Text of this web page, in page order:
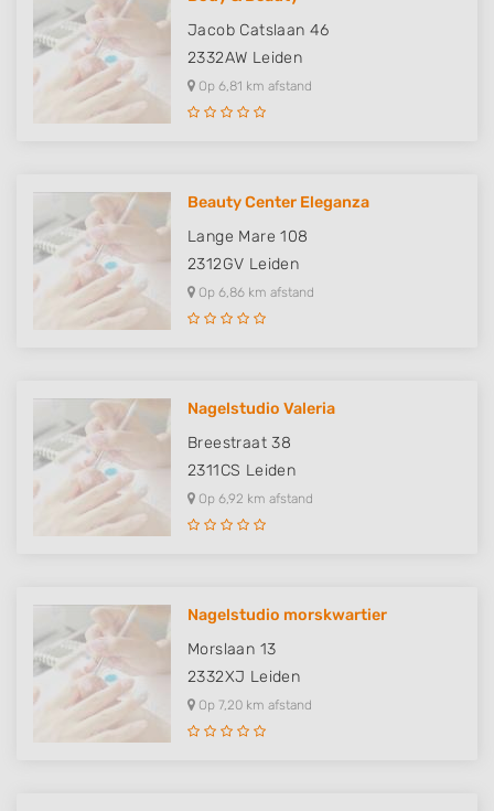
Jacob Catslaan 46
2332AW Leiden
Op 6,81 km afstand
Beauty Center Eleganza
Lange Mare 108
2312GV Leiden
Op 6,86 km afstand
Nagelstudio Valeria
Breestraat 38
2311CS Leiden
Op 6,92 km afstand
Nagelstudio morskwartier
Morslaan 13
2332XJ Leiden
Op 7,20 km afstand